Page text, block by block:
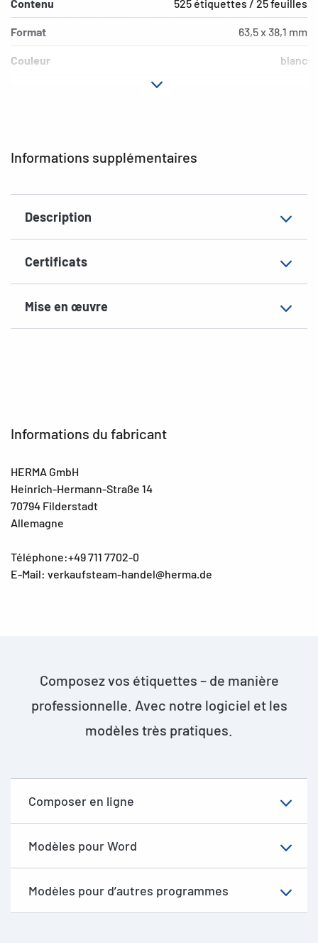
Informations supplémentaires
Description
Certificats
Mise en œuvre
Contenu 525 étiquettes / 25 feuilles
Format 63,5 x 38,1 mm
Couleur blanc
supplémentaire
Informations du fabricant
HERMA GmbH
Heinrich-Hermann-Straße 14
70794 Filderstadt
Allemagne
Téléphone:+49 711 7702-0
E-Mail: verkaufsteam-handel@herma.de
Composez vos étiquettes – de manière
professionnelle. Avec notre logiciel et les
modèles très pratiques.
Composer en ligne
Modèles pour Word
Modèles pour d’autres programmes